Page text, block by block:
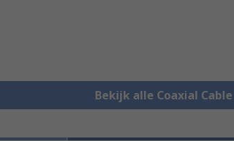
Bekijk alle Coaxial Cable